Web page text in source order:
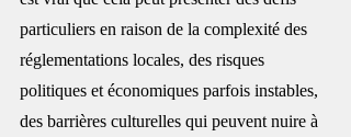
particuliers en raison de la complexité des
réglementations locales, des risques
politiques et économiques parfois instables,
des barrières culturelles qui peuvent nuire à